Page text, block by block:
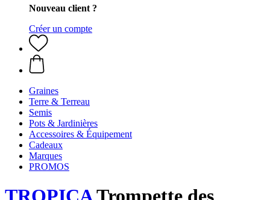
Nouveau client ?
Créer un compte
Graines
Terre & Terreau
Semis
Pots & Jardinières
Accessoires & Équipement
Cadeaux
Marques
PROMOS